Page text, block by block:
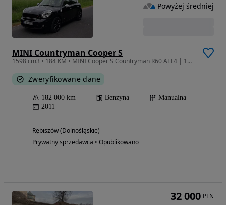
MINI Countryman Cooper S
1598 cm3 • 184 KM • MINI Cooper S Countryman R60 ALL4 | 184 KM | 1.6 Benzyna | Jasna skóra
Zweryfikowane dane
182 000 km Benzyna
Manualna
2011
Rębiszów (Dolnośląskie)
Prywatny sprzedawca • Opublikowano
Powyżej średniej
32 000 PLN